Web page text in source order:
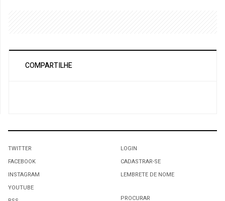
COMPARTILHE
TWITTER
FACEBOOK
INSTAGRAM
YOUTUBE
LOGIN
CADASTRAR-SE
LEMBRETE DE NOME
PROCURAR